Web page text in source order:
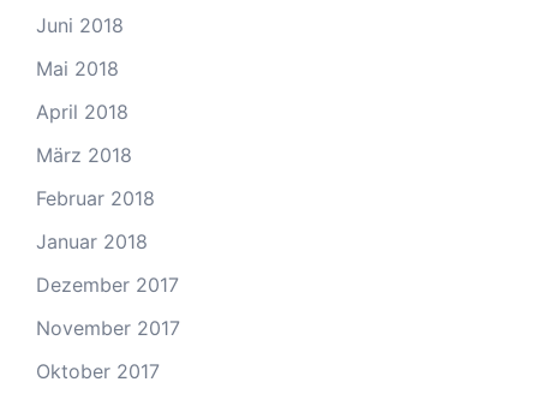
Juni 2018
Mai 2018
April 2018
März 2018
Februar 2018
Januar 2018
Dezember 2017
November 2017
Oktober 2017